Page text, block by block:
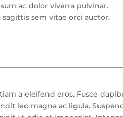
ac dolor viverra pulvinar.
sem vitae orci auctor,
a eleifend eros. Fusce
leo magna ac ligula.